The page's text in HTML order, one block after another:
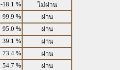
-18.1 %
ไม่ผ่าน
99.9 %
ผ่าน
95.0 %
ผ่าน
39.1 %
ผ่าน
73.4 %
ผ่าน
54.7 %
ผ่าน